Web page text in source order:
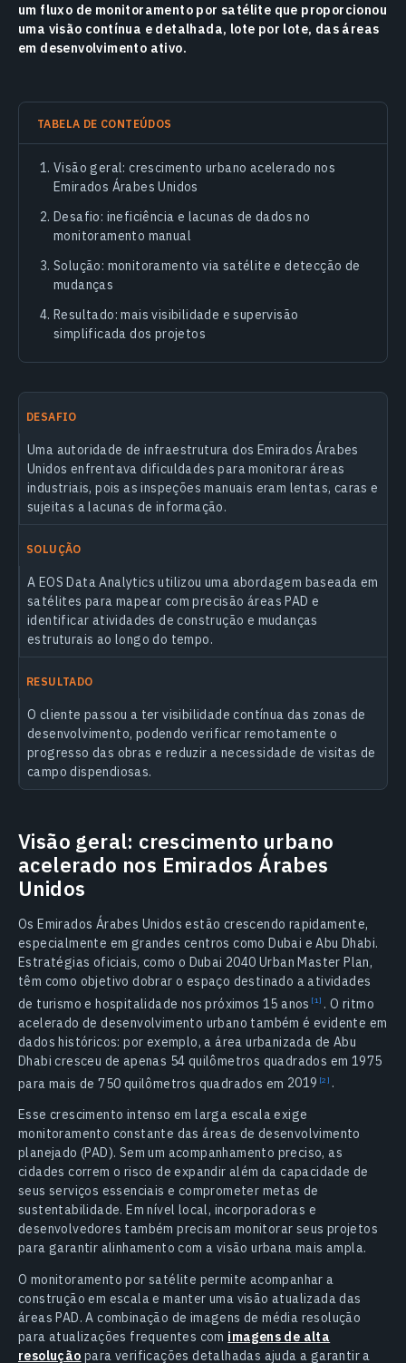
um fluxo de monitoramento por satélite que proporcionou
uma visão contínua e detalhada, lote por lote, das áreas
em desenvolvimento ativo.
TABELA DE CONTEÚDOS
Visão geral: crescimento urbano acelerado nos
Emirados Árabes Unidos
Desafio: ineficiência e lacunas de dados no
monitoramento manual
Solução: monitoramento via satélite e detecção de
mudanças
Resultado: mais visibilidade e supervisão
simplificada dos projetos
DESAFIO
Uma autoridade de infraestrutura dos Emirados Árabes
Unidos enfrentava dificuldades para monitorar áreas
industriais, pois as inspeções manuais eram lentas, caras e
sujeitas a lacunas de informação.
SOLUÇÃO
A EOS Data Analytics utilizou uma abordagem baseada em
satélites para mapear com precisão áreas PAD e
identificar atividades de construção e mudanças
estruturais ao longo do tempo.
RESULTADO
O cliente passou a ter visibilidade contínua das zonas de
desenvolvimento, podendo verificar remotamente o
progresso das obras e reduzir a necessidade de visitas de
campo dispendiosas.
Visão geral: crescimento urbano
acelerado nos Emirados Árabes
Unidos
Os Emirados Árabes Unidos estão crescendo rapidamente,
especialmente em grandes centros como Dubai e Abu Dhabi.
Estratégias oficiais, como o Dubai 2040 Urban Master Plan,
têm como objetivo dobrar o espaço destinado a atividades
de turismo e hospitalidade nos próximos 15anos . O ritmo
acelerado de desenvolvimento urbano também é evidente em
dados históricos: por exemplo, a área urbanizada de Abu
Dhabi cresceu de apenas 54 quilômetros quadrados em 1975
para mais de 750 quilômetros quadrados em 2019
.
Esse crescimento intenso em larga escala exige
monitoramento constante das áreas de desenvolvimento
planejado (PAD). Sem um acompanhamento preciso, as
cidades correm o risco de expandir além da capacidade de
seus serviços essenciais e comprometer metas de
sustentabilidade. Em nível local, incorporadoras e
desenvolvedores também precisam monitorar seus projetos
para garantir alinhamento com a visão urbana mais ampla.
O monitoramento por satélite permite acompanhar a
construção em escala e manter uma visão atualizada das
áreas PAD. A combinação de imagens de média resolução
para atualizações frequentes com imagens de alta
resolução para verificações detalhadas ajuda a garantir a